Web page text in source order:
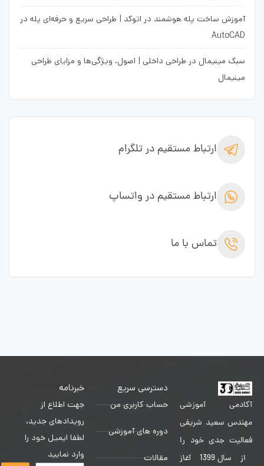
آموزش ساخت پله هوشمند در اتوکد | طراحی سریع و حرفه‌ای پله در
AutoCAD
سبک مینیمال در طراحی داخلی | اصول، ویژگی‌ها و مزایای طراحی
مینیمال
ارتباط مستقیم در تلگرام
ارتباط مستقیم در واتساپ
تماس با ما
آکادمی آموزشی
مهندس سعید شریفی
فعالیت جدی خود را
از سال 1399 آغاز
دسترسی سریع
حساب کاربری من
دوره های آموزشی
مقالات
خبرنامه
جهت اطلاع از
رویدادهای جدید،
لطفا ایمیل خود را
وارد نمایید